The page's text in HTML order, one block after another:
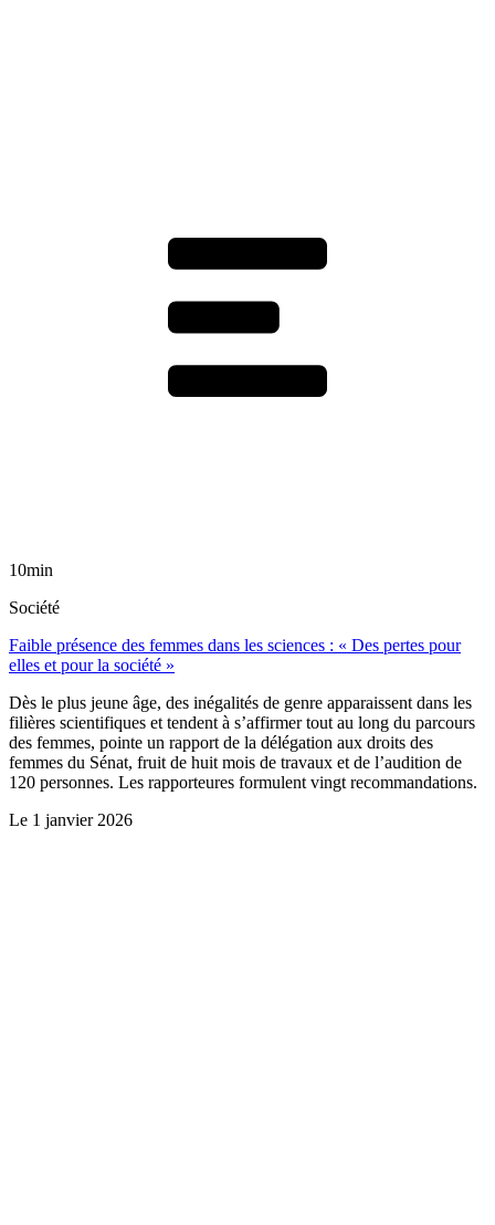
10min
Société
Faible présence des femmes dans les sciences : « Des pertes pour
elles et pour la société »
Dès le plus jeune âge, des inégalités de genre apparaissent dans les
filières scientifiques et tendent à s’affirmer tout au long du parcours
des femmes, pointe un rapport de la délégation aux droits des
femmes du Sénat, fruit de huit mois de travaux et de l’audition de
120 personnes. Les rapporteures formulent vingt recommandations.
Le 1 janvier 2026